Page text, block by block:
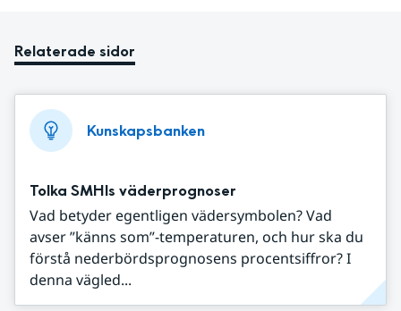
Relaterade sidor
Kunskapsbanken
Tolka SMHIs väderprognoser
Vad betyder egentligen vädersymbolen? Vad
avser ”känns som”-temperaturen, och hur ska du
förstå nederbördsprognosens procentsiffror? I
denna vägled...